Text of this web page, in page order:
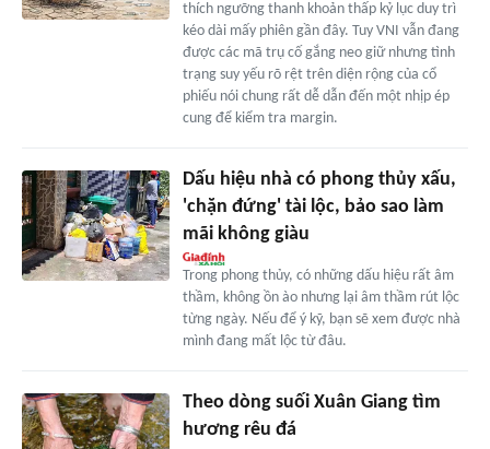
thích ngưỡng thanh khoản thấp kỷ lục duy trì
kéo dài mấy phiên gần đây. Tuy VNI vẫn đang
được các mã trụ cố gắng neo giữ nhưng tình
trạng suy yếu rõ rệt trên diện rộng của cổ
phiếu nói chung rất dễ dẫn đến một nhịp ép
cung để kiểm tra margin.
Dấu hiệu nhà có phong thủy xấu,
'chặn đứng' tài lộc, bảo sao làm
mãi không giàu
Trong phong thủy, có những dấu hiệu rất âm
thầm, không ồn ào nhưng lại âm thầm rút lộc
từng ngày. Nếu để ý kỹ, bạn sẽ xem được nhà
mình đang mất lộc từ đâu.
Theo dòng suối Xuân Giang tìm
hương rêu đá